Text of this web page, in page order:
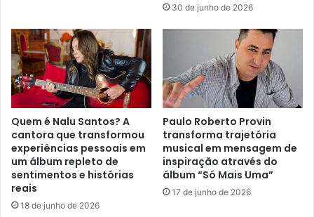
30 de junho de 2026
Quem é Nalu Santos? A
cantora que transformou
experiências pessoais em
um álbum repleto de
sentimentos e histórias
reais
18 de junho de 2026
Paulo Roberto Provin
transforma trajetória
musical em mensagem de
inspiração através do
álbum “Só Mais Uma”
17 de junho de 2026